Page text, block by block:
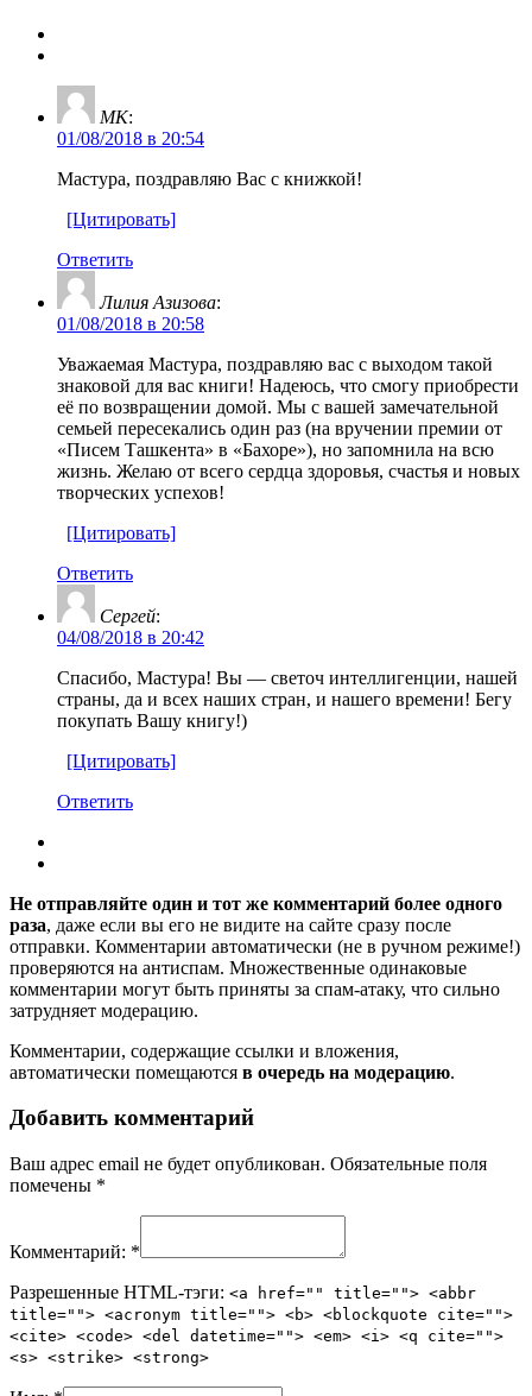
МК:
01/08/2018 в 20:54
Мастура, поздравляю Вас с книжкой!
[Цитировать]
Ответить
Лилия Азизова:
01/08/2018 в 20:58
Уважаемая Мастура, поздравляю вас с выходом такой
знаковой для вас книги! Надеюсь, что смогу приобрести
её по возвращении домой. Мы с вашей замечательной
семьей пересекались один раз (на вручении премии от
«Писем Ташкента» в «Бахоре»), но запомнила на всю
жизнь. Желаю от всего сердца здоровья, счастья и новых
творческих успехов!
[Цитировать]
Ответить
Сергей:
04/08/2018 в 20:42
Спасибо, Мастура! Вы — светоч интеллигенции, нашей
страны, да и всех наших стран, и нашего времени! Бегу
покупать Вашу книгу!)
[Цитировать]
Ответить
Не отправляйте один и тот же комментарий более одного
раза, даже если вы его не видите на сайте сразу после
отправки. Комментарии автоматически (не в ручном режиме!)
проверяются на антиспам. Множественные одинаковые
комментарии могут быть приняты за спам-атаку, что сильно
затрудняет модерацию.
Комментарии, содержащие ссылки и вложения,
автоматически помещаются в очередь на модерацию.
Добавить комментарий
Ваш адрес email не будет опубликован. Обязательные поля
помечены *
Комментарий: *
Разрешенные HTML-тэги: <a href="" title=""> <abbr
title=""> <acronym title=""> <b> <blockquote cite="">
<cite> <code> <del datetime=""> <em> <i> <q cite="">
<s> <strike> <strong>